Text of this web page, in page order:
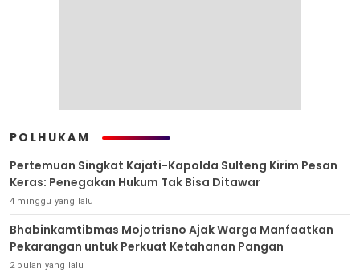
POLHUKAM
Pertemuan Singkat Kajati-Kapolda Sulteng Kirim Pesan
Keras: Penegakan Hukum Tak Bisa Ditawar
4 minggu yang lalu
Bhabinkamtibmas Mojotrisno Ajak Warga Manfaatkan
Pekarangan untuk Perkuat Ketahanan Pangan
2 bulan yang lalu